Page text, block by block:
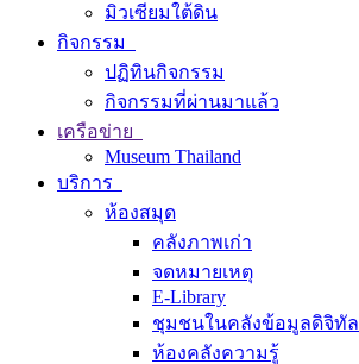
มิวเซียมใต้ดิน
กิจกรรม
ปฏิทินกิจกรรม
กิจกรรมที่ผ่านมาแล้ว
เครือข่าย
Museum Thailand
บริการ
ห้องสมุด
คลังภาพเก่า
จดหมายเหตุ
E-Library
ชุมชนในคลังข้อมูลดิจิทัล
ห้องคลังความรู้